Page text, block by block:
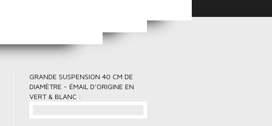
GRANDE SUSPENSION 40 CM DE
DIAMÈTRE - ÉMAIL D’ORIGINE EN
VERT & BLANC :